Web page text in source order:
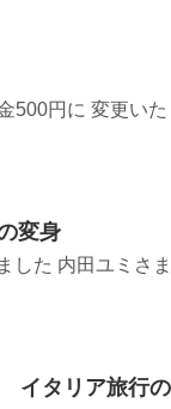
500円に 変更い
変身
した 内田ユミさ
イタリア旅行